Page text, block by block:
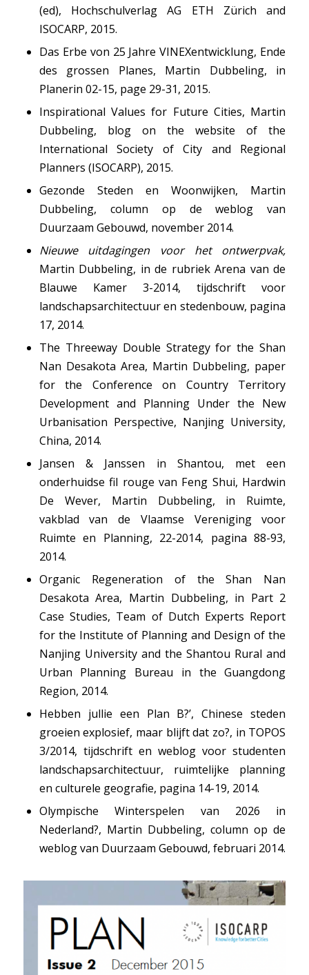
(ed), Hochschulverlag AG ETH Zürich and
ISOCARP, 2015.
Das Erbe von 25 Jahre VINEXentwicklung, Ende
des grossen Planes, Martin Dubbeling, in
Planerin 02-15, page 29-31, 2015.
Inspirational Values for Future Cities, Martin
Dubbeling, blog on the website of the
International Society of City and Regional
Planners (ISOCARP), 2015.
Gezonde Steden en Woonwijken, Martin
Dubbeling, column op de weblog van
Duurzaam Gebouwd, november 2014.
Nieuwe uitdagingen voor het ontwerpvak,
Martin Dubbeling, in de rubriek Arena van de
Blauwe Kamer 3-2014, tijdschrift voor
landschapsarchitectuur en stedenbouw, pagina
17, 2014.
The Threeway Double Strategy for the Shan
Nan Desakota Area, Martin Dubbeling, paper
for the Conference on Country Territory
Development and Planning Under the New
Urbanisation Perspective, Nanjing University,
China, 2014.
Jansen & Janssen in Shantou, met een
onderhuidse fil rouge van Feng Shui, Hardwin
De Wever, Martin Dubbeling, in Ruimte,
vakblad van de Vlaamse Vereniging voor
Ruimte en Planning, 22-2014, pagina 88-93,
2014.
Organic Regeneration of the Shan Nan
Desakota Area, Martin Dubbeling, in Part 2
Case Studies, Team of Dutch Experts Report
for the Institute of Planning and Design of the
Nanjing University and the Shantou Rural and
Urban Planning Bureau in the Guangdong
Region, 2014.
Hebben jullie een Plan B?’, Chinese steden
groeien explosief, maar blijft dat zo?, in TOPOS
3/2014, tijdschrift en weblog voor studenten
landschapsarchitectuur, ruimtelijke planning
en culturele geografie, pagina 14-19, 2014.
Olympische Winterspelen van 2026 in
Nederland?, Martin Dubbeling, column op de
weblog van Duurzaam Gebouwd, februari 2014.